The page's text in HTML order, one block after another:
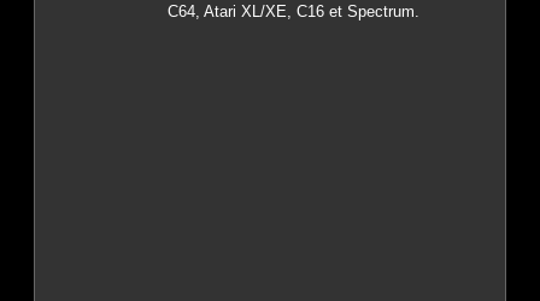
C64, Atari XL/XE, C16 et Spectrum.